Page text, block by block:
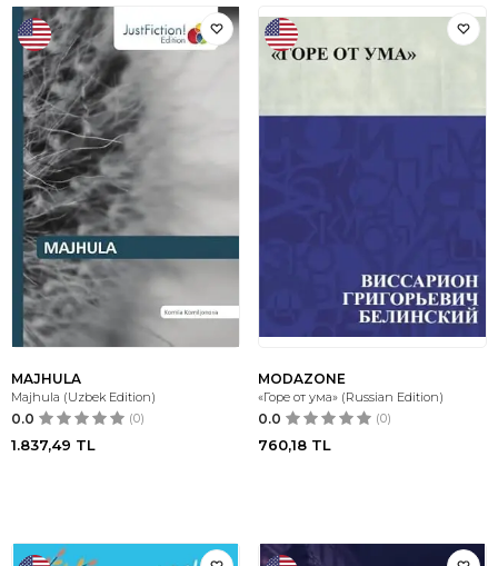
MAJHULA
Majhula (Uzbek Edition)
0.0 (0)
1.837,49 TL
MODAZONE
«Горе от ума» (Russian Edition)
0.0 (0)
760,18 TL